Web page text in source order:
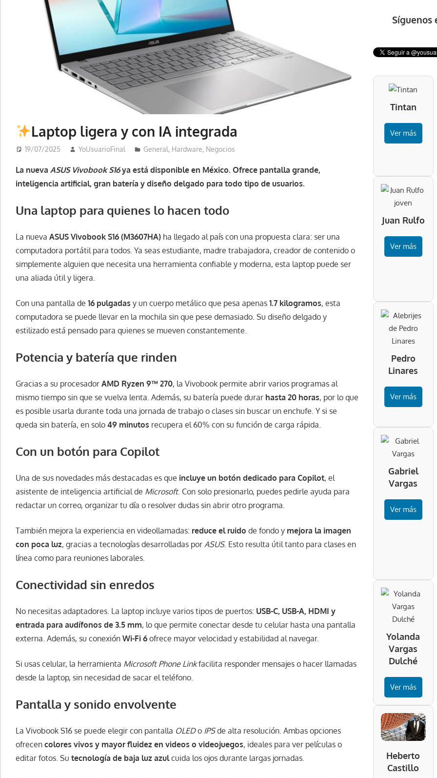
Laptop ligera y con IA integrada
19/07/2025 YoUsuarioFinal General, Hardware, Negocios
La nueva ASUS Vivobook S16ya está disponible en México. Ofrece pantalla grande,
inteligencia artificial, gran batería y diseño delgado para todo tipo de usuarios.
Una laptop para quienes lo hacen todo
La nueva ASUS Vivobook S16 (M3607HA) ha llegado al país con una propuesta clara: ser una
computadora portátil para todos. Ya seas estudiante, madre trabajadora, creador de contenido o
simplemente alguien que necesita una herramienta confiable y moderna, esta laptop puede ser
una aliada útil y ligera.
Con una pantalla de 16 pulgadas y un cuerpo metálico que pesa apenas 1.7 kilogramos, esta
computadora se puede llevar en la mochila sin que pese demasiado. Su diseño delgado y
estilizado está pensado para quienes se mueven constantemente.
Potencia y batería que rinden
Gracias a su procesador AMD Ryzen 9™ 270, la Vivobook permite abrir varios programas al
mismo tiempo sin que se vuelva lenta. Además, su batería puede durar hasta 20 horas, por lo que
es posible usarla durante toda una jornada de trabajo o clases sin buscar un enchufe. Y si se
queda sin batería, en solo 49 minutos recupera el 60% con su función de carga rápida.
Con un botón para Copilot
Una de sus novedades más destacadas es que incluye un botón dedicado para Copilot, el
asistente de inteligencia artificial de Microsoft. Con solo presionarlo, puedes pedirle ayuda para
redactar un correo, organizar tu día o resolver dudas sin abrir otro programa.
También mejora la experiencia en videollamadas: reduce el ruido de fondo y mejora la imagen
con poca luz, gracias a tecnologías desarrolladas por ASUS. Esto resulta útil tanto para clases en
línea como para reuniones laborales.
Conectividad sin enredos
No necesitas adaptadores. La laptop incluye varios tipos de puertos: USB-C, USB-A, HDMI y
entrada para audífonos de 3.5 mm, lo que permite conectar desde tu celular hasta una pantalla
externa. Además, su conexión Wi-Fi 6 ofrece mayor velocidad y estabilidad al navegar.
Si usas celular, la herramienta Microsoft Phone Linkfacilita responder mensajes o hacer llamadas
desde la laptop, sin necesidad de sacar el teléfono.
Pantalla y sonido envolvente
La Vivobook S16 se puede elegir con pantalla OLEDo IPSde alta resolución. Ambas opciones
ofrecen colores vivos y mayor fluidez en videos o videojuegos, ideales para ver películas o
editar fotos. Su tecnología de baja luz azulcuida los ojos durante largas jornadas.
Síguenos
Tintan
Ver más
Juan Rulfo
Ver más
Pedro
Linares
Ver más
Gabriel
Vargas
Ver más
Yolanda
Vargas
Dulché
Ver más
Heberto
Castillo